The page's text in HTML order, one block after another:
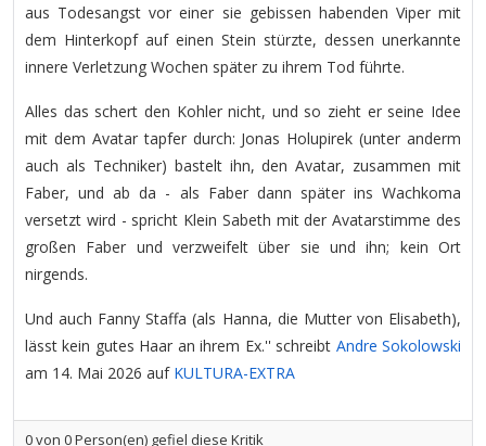
aus Todesangst vor einer sie gebissen habenden Viper mit
dem Hinterkopf auf einen Stein stürzte, dessen unerkannte
innere Verletzung Wochen später zu ihrem Tod führte.
Alles das schert den Kohler nicht, und so zieht er seine Idee
mit dem Avatar tapfer durch: Jonas Holupirek (unter anderm
auch als Techniker) bastelt ihn, den Avatar, zusammen mit
Faber, und ab da - als Faber dann später ins Wachkoma
versetzt wird - spricht Klein Sabeth mit der Avatarstimme des
großen Faber und verzweifelt über sie und ihn; kein Ort
nirgends.
Und auch Fanny Staffa (als Hanna, die Mutter von Elisabeth),
lässt kein gutes Haar an ihrem Ex.'' schreibt Andre Sokolowski
am 14. Mai 2026 auf KULTURA-EXTRA
0von 0Person(en) gefiel diese Kritik